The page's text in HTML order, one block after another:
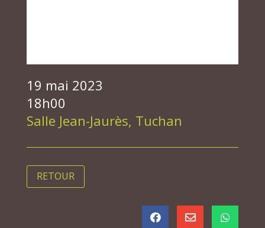
19 mai 2023
18h00
Salle Jean-Jaurès, Tuchan
RETOUR
  